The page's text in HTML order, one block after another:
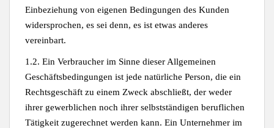
Einbeziehung von eigenen Bedingungen des Kunden
widersprochen, es sei denn, es ist etwas anderes
vereinbart.
1.2. Ein Verbraucher im Sinne dieser Allgemeinen
Geschäftsbedingungen ist jede natürliche Person, die ein
Rechtsgeschäft zu einem Zweck abschließt, der weder
ihrer gewerblichen noch ihrer selbstständigen beruflichen
Tätigkeit zugerechnet werden kann. Ein Unternehmer im